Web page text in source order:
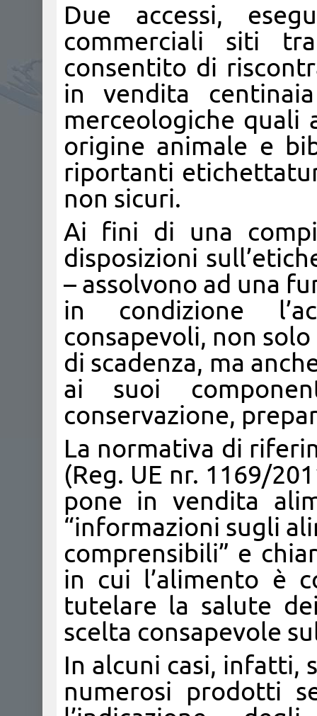
Due accessi,
commerciali siti
consentito di
in vendita
merceologiche quali
origine animale e
riportanti
non sicuri.
Ai fini di una
disposizioni
– assolvono ad una
in condizione
consapevoli, non
di scadenza, ma
ai suoi
conservazione,
La normativa di
(Reg. UE nr. 1169/
pone in vendita
“informazioni sugli
comprensibili” e
in cui l’alimento è
tutelare la salute
scelta consapevole
In alcuni casi, infatti,
numerosi prodotti